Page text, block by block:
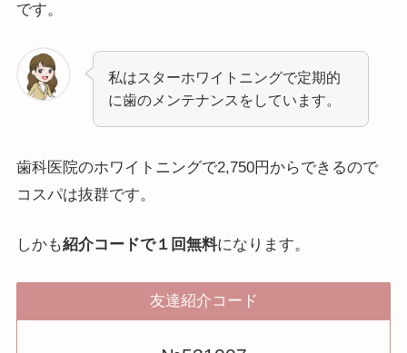
です。
私はスターホワイトニングで定期的
に歯のメンテナンスをしています。
歯科医院のホワイトニングで2,750円からできるので
コスパは抜群です。
しかも紹介コードで１回無料になります。
友達紹介コード